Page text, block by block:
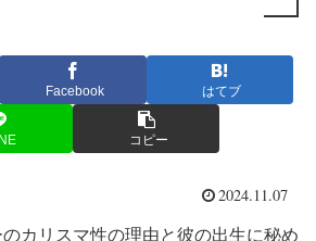
Facebook はてブ
コピー
2024.11.07
カリスマ性の理由と彼の出生に秘め